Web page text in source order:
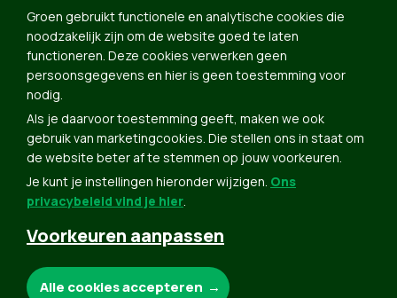
Contact
Groen in je buurt
Meldpunt
Word lid
Agenda
Bekijk kalender
Verleng je lidmaatschap
Programma oktober 2024
Programma juni 2024
Downloads
Webshop
Groen gebruikt functionele en analytische cookies die
noodzakelijk zijn om de website goed te laten
functioneren. Deze cookies verwerken geen
persoonsgegevens en hier is geen toestemming voor
nodig.
Als je daarvoor toestemming geeft, maken we ook
gebruik van marketingcookies. Die stellen ons in staat om
de website beter af te stemmen op jouw voorkeuren.
Je kunt je instellingen hieronder wijzigen. Ons
privacybeleid vind je hier.
Voorkeuren aanpassen
Alle cookies accepteren